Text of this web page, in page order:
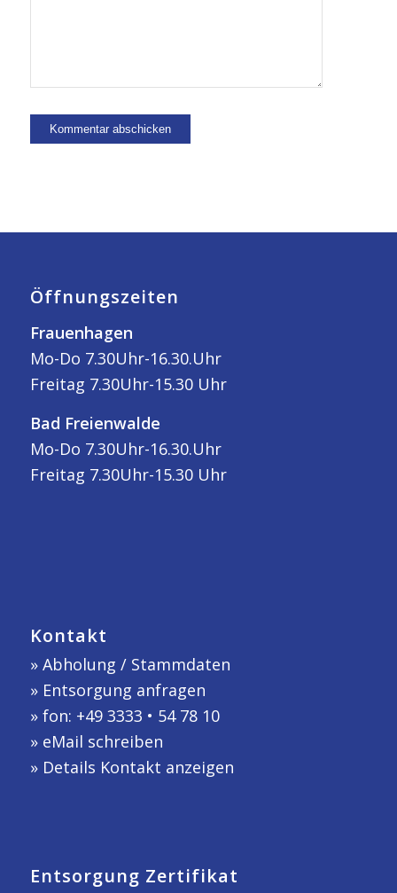
Öffnungszeiten
Frauenhagen
Mo-Do 7.30Uhr-16.30.Uhr
Freitag 7.30Uhr-15.30 Uhr
Bad Freienwalde
Mo-Do 7.30Uhr-16.30.Uhr
Freitag 7.30Uhr-15.30 Uhr
Kontakt
» Abholung / Stammdaten
» Entsorgung anfragen
» fon: +49 3333 • 54 78 10
» eMail schreiben
» Details Kontakt anzeigen
Entsorgung Zertifikat